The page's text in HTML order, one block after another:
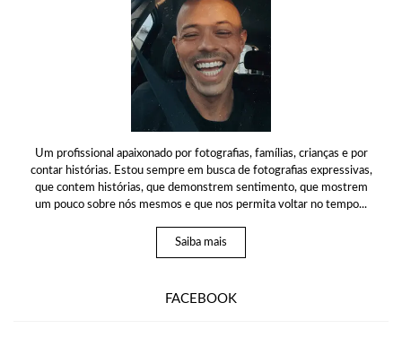
Um profissional apaixonado por fotografias, famílias, crianças e por
contar histórias. Estou sempre em busca de fotografias expressivas,
que contem histórias, que demonstrem sentimento, que mostrem
um pouco sobre nós mesmos e que nos permita voltar no tempo...
Saiba mais
FACEBOOK